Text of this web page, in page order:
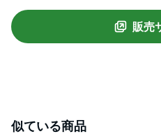
供養 初盆 命日 四十九日
中見舞い ペット
販売
似ている商品